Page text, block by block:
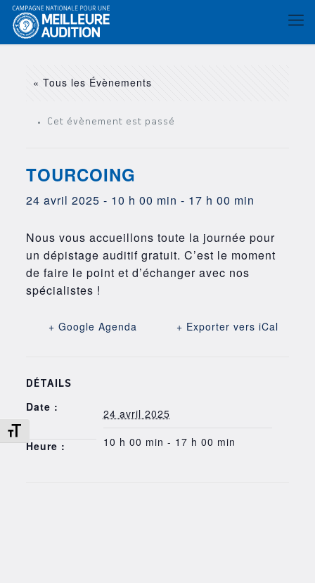
Changer la taille de la police
« Tous les Évènements
Cet évènement est passé
TOURCOING
24 avril 2025 - 10 h 00 min - 17 h 00 min
Nous vous accueillons toute la journée pour
un dépistage auditif gratuit. C’est le moment
de faire le point et d’échanger avec nos
spécialistes !
+ Google Agenda + Exporter vers iCal
DÉTAILS
Date : 24 avril 2025
Heure : 10 h 00 min - 17 h 00 min